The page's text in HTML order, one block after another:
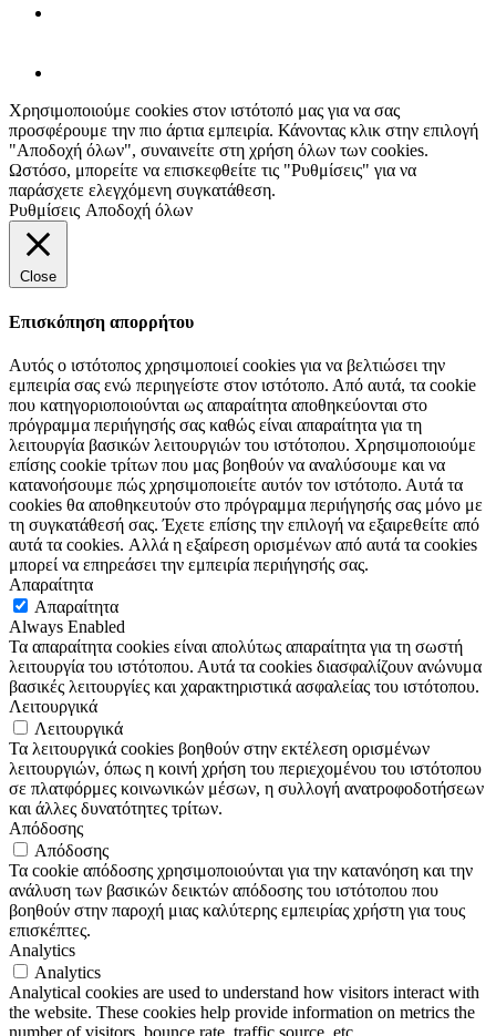
Χρησιμοποιούμε cookies στον ιστότοπό μας για να σας
προσφέρουμε την πιο άρτια εμπειρία. Κάνοντας κλικ στην επιλογή
"Αποδοχή όλων", συναινείτε στη χρήση όλων των cookies.
Ωστόσο, μπορείτε να επισκεφθείτε τις "Ρυθμίσεις" για να
παράσχετε ελεγχόμενη συγκατάθεση.
Ρυθμίσεις Αποδοχή όλων
Close
Επισκόπηση απορρήτου
Αυτός ο ιστότοπος χρησιμοποιεί cookies για να βελτιώσει την
εμπειρία σας ενώ περιηγείστε στον ιστότοπο. Από αυτά, τα cookie
που κατηγοριοποιούνται ως απαραίτητα αποθηκεύονται στο
πρόγραμμα περιήγησής σας καθώς είναι απαραίτητα για τη
λειτουργία βασικών λειτουργιών του ιστότοπου. Χρησιμοποιούμε
επίσης cookie τρίτων που μας βοηθούν να αναλύσουμε και να
κατανοήσουμε πώς χρησιμοποιείτε αυτόν τον ιστότοπο. Αυτά τα
cookies θα αποθηκευτούν στο πρόγραμμα περιήγησής σας μόνο με
τη συγκατάθεσή σας. Έχετε επίσης την επιλογή να εξαιρεθείτε από
αυτά τα cookies. Αλλά η εξαίρεση ορισμένων από αυτά τα cookies
μπορεί να επηρεάσει την εμπειρία περιήγησής σας.
Απαραίτητα
Απαραίτητα
Always Enabled
Τα απαραίτητα cookies είναι απολύτως απαραίτητα για τη σωστή
λειτουργία του ιστότοπου. Αυτά τα cookies διασφαλίζουν ανώνυμα
βασικές λειτουργίες και χαρακτηριστικά ασφαλείας του ιστότοπου.
Λειτουργικά
Λειτουργικά
Τα λειτουργικά cookies βοηθούν στην εκτέλεση ορισμένων
λειτουργιών, όπως η κοινή χρήση του περιεχομένου του ιστότοπου
σε πλατφόρμες κοινωνικών μέσων, η συλλογή ανατροφοδοτήσεων
και άλλες δυνατότητες τρίτων.
Απόδοσης
Απόδοσης
Τα cookie απόδοσης χρησιμοποιούνται για την κατανόηση και την
ανάλυση των βασικών δεικτών απόδοσης του ιστότοπου που
βοηθούν στην παροχή μιας καλύτερης εμπειρίας χρήστη για τους
επισκέπτες.
Analytics
Analytics
Analytical cookies are used to understand how visitors interact with
the website. These cookies help provide information on metrics the
number of visitors, bounce rate, traffic source, etc.